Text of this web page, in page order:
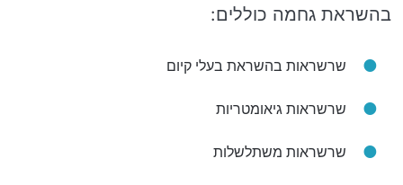
בהשראת גחמה כוללים:
שרשראות בהשראת בעלי קיום
שרשראות גיאומטריות
שרשראות משתלשלות